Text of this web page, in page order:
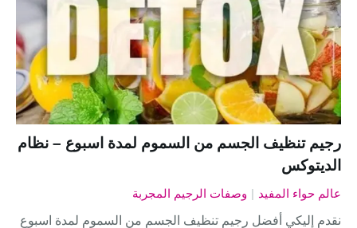
رجيم تنظيف الجسم من السموم لمدة اسبوع – نظام
الديتوكس
عالم حواء المفيد | وصفات الرجيم المجربة
نقدم إليكي أفضل رجيم تنظيف الجسم من السموم لمدة اسبوع